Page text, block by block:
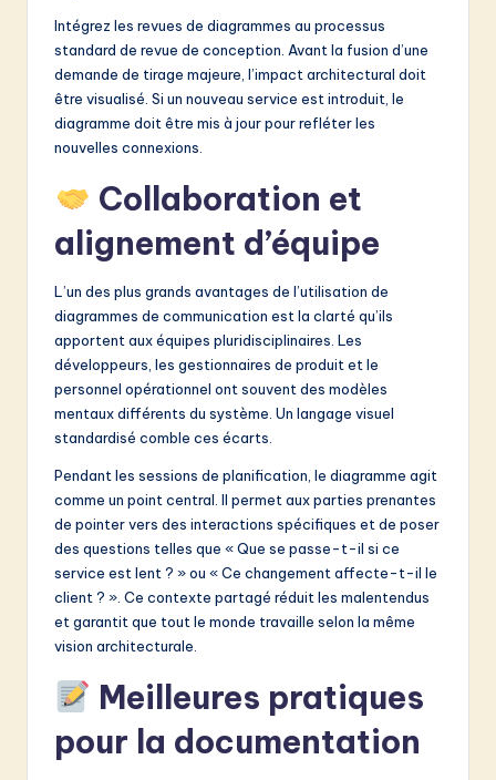
Intégrez les revues de diagrammes au processus
standard de revue de conception. Avant la fusion d’une
demande de tirage majeure, l’impact architectural doit
être visualisé. Si un nouveau service est introduit, le
diagramme doit être mis à jour pour refléter les
nouvelles connexions.
Collaboration et
alignement d’équipe
L’un des plus grands avantages de l’utilisation de
diagrammes de communication est la clarté qu’ils
apportent aux équipes pluridisciplinaires. Les
développeurs, les gestionnaires de produit et le
personnel opérationnel ont souvent des modèles
mentaux différents du système. Un langage visuel
standardisé comble ces écarts.
Pendant les sessions de planification, le diagramme agit
comme un point central. Il permet aux parties prenantes
de pointer vers des interactions spécifiques et de poser
des questions telles que « Que se passe-t-il si ce
service est lent ? » ou « Ce changement affecte-t-il le
client ? ». Ce contexte partagé réduit les malentendus
et garantit que tout le monde travaille selon la même
vision architecturale.
Meilleures pratiques
pour la documentation